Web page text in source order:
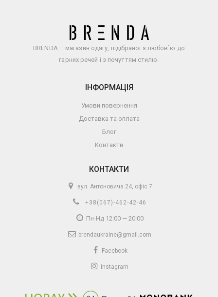
BRENDA – магазин одягу, підібраної з любов`ю до
гарних речей і з почуттям стилю.
ІНФОРМАЦІЯ
Умови повернення
Доставка та оплата
Блог
Контакти
КОНТАКТИ
вул. Антоновича 24, офіс 7
+38(067)-462-42-46
Пн-Нд 12:00 — 20:00
brendaukraine@gmail.com
Facebook
Instagram